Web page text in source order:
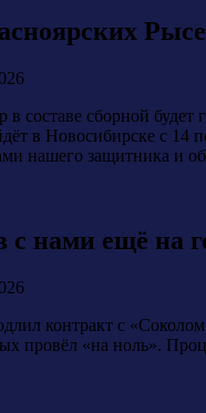
составе сборной
в Новосибирске с 14
нашего защитника и
нами ещё на
контракт с
провёл «на ноль».